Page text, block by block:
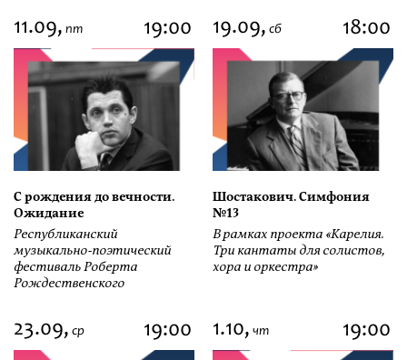
11.09, пт 19:00
С рождения до вечности.
Ожидание
Республиканский
музыкально-поэтический
фестиваль Роберта
Рождественского
19.09, сб 18:00
Шостакович. Симфония
№13
В рамках проекта «Карелия.
Три кантаты для солистов,
хора и оркестра»
23.09, ср 19:00 1.10, чт 19:00